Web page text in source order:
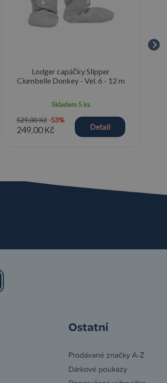
Lodger capáčky Slipper
Ciumbelle Donkey - Vel. 6 - 12 m
Skladem 5 ks
529,00 Kč -53%
249,00 Kč Detail
Ostatní
Prodávané značky A-Z
Dárkové poukazy